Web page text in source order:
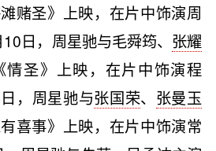
赌圣》上映，在片中饰演周
日，周星驰与毛舜筠、 张耀
情圣》上映，在片中饰演程
，周星驰与张国荣、 张曼玉
喜事》上映，在片中饰演常